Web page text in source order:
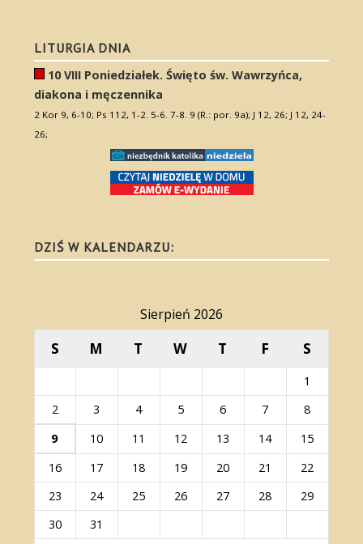
LITURGIA DNIA
10 VIII Poniedziałek. Święto św. Wawrzyńca,
diakona i męczennika
2 Kor 9, 6-10; Ps 112, 1-2. 5-6. 7-8. 9 (R.: por. 9a); J 12, 26; J 12, 24-
26;
DZIŚ W KALENDARZU:
Sierpień 2026
S M T W T F S
1
2
3 4 5 6 7
8
9
10 11 12 13 14
15
16
17 18 19 20 21
22
23
24 25 26 27 28
29
30
31